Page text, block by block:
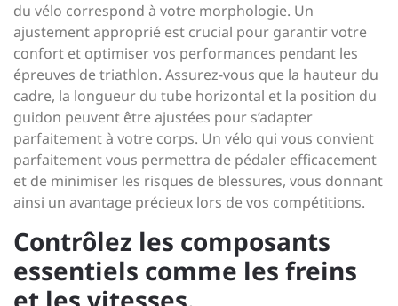
du vélo correspond à votre morphologie. Un
ajustement approprié est crucial pour garantir votre
confort et optimiser vos performances pendant les
épreuves de triathlon. Assurez-vous que la hauteur du
cadre, la longueur du tube horizontal et la position du
guidon peuvent être ajustées pour s’adapter
parfaitement à votre corps. Un vélo qui vous convient
parfaitement vous permettra de pédaler efficacement
et de minimiser les risques de blessures, vous donnant
ainsi un avantage précieux lors de vos compétitions.
Contrôlez les composants
essentiels comme les freins